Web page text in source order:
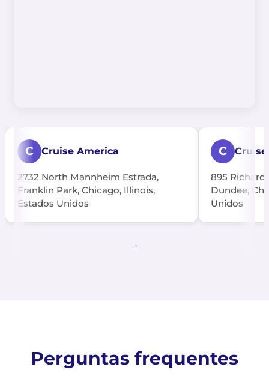
C Cruise America
2732 North Mannheim Estrada,
Franklin Park, Chicago, Illinois,
Estados Unidos
C
895
Dundee,
Unidos
Perguntas frequentes